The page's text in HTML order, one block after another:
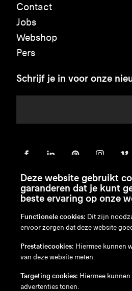
Contact
Jobs
Webshop
Pers
Schrijf je in voor onze
en/nl/fr/de
Disclaimer
Cookiebeleid
Deze website gebruikt
garanderen dat je kunt
beste ervaring op onze
Functionele cookies: Dit zijn
ervoor zorgen dat deze website
Prestatiecookies: Hiermee kunnen
van deze website meten.
Targeting cookies: Hiermee
advertenties tonen.